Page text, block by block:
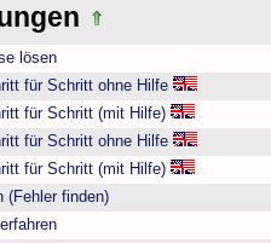
lösen
für Schritt ohne Hilfe
für Schritt (mit Hilfe)
für Schritt ohne Hilfe
für Schritt (mit Hilfe)
(Fehler finden)